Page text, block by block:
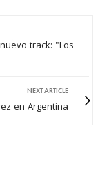
track: "Los
NEXT ARTICLE
en Argentina